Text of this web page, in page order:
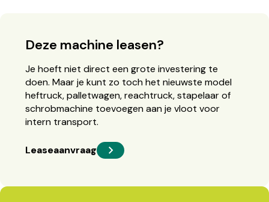
Deze machine leasen?
Je hoeft niet direct een grote investering te
doen. Maar je kunt zo toch het nieuwste model
heftruck, palletwagen, reachtruck, stapelaar of
schrobmachine toevoegen aan je vloot voor
intern transport.
Leaseaanvraag